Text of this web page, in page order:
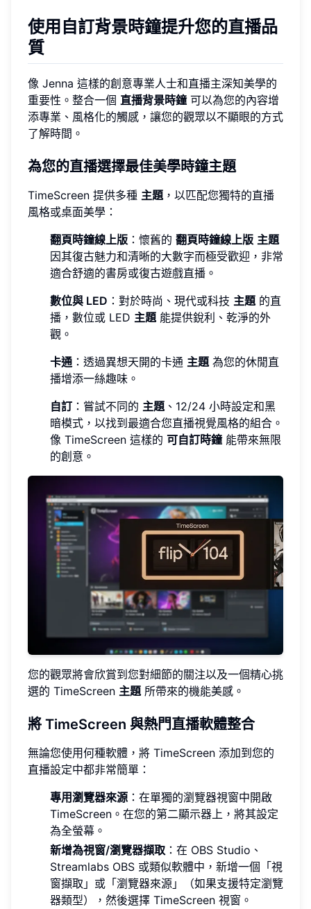
使用自訂背景時鐘提升您的直播品
質
像 Jenna 這樣的創意專業人士和直播主深知美學的
重要性。整合一個 直播背景時鐘可以為您的內容增
添專業、風格化的觸感，讓您的觀眾以不顯眼的方式
了解時間。
為您的直播選擇最佳美學時鐘主題
TimeScreen 提供多種 主題，以匹配您獨特的直播
風格或桌面美學：
翻頁時鐘線上版 ：懷舊的 翻頁時鐘線上版 主題
因其復古魅力和清晰的大數字而極受歡迎，非常
適合舒適的書房或復古遊戲直播。
數位與 LED ：對於時尚、現代或科技 主題的直
播，數位或 LED 主題能提供銳利、乾淨的外
觀。
卡通 ：透過異想天開的卡通 主題為您的休閒直
播增添一絲趣味。
自訂 ：嘗試不同的 主題、12/24 小時設定和黑
暗模式，以找到最適合您直播視覺風格的組合。
像 TimeScreen 這樣的 可自訂時鐘能帶來無限
的創意。
您的觀眾將會欣賞到您對細節的關注以及一個精心挑
選的 TimeScreen 主題 所帶來的機能美感。
將 TimeScreen 與熱門直播軟體整合
無論您使用何種軟體，將 TimeScreen 添加到您的
直播設定中都非常簡單：
專用瀏覽器來源 ：在單獨的瀏覽器視窗中開啟
TimeScreen。在您的第二顯示器上，將其設定
為全螢幕。
新增為視窗/瀏覽器擷取 ：在 OBS Studio、
Streamlabs OBS 或類似軟體中，新增一個「視
窗擷取」或「瀏覽器來源」（如果支援特定瀏覽
器類型），然後選擇 TimeScreen 視窗。